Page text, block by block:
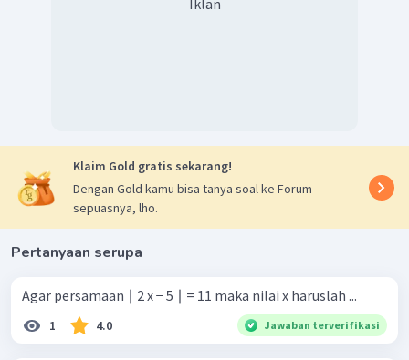
Iklan
Klaim Gold gratis sekarang!
Dengan Gold kamu bisa tanya soal ke Forum
sepuasnya, lho.
Pertanyaan serupa
Agar persamaan ∣ 2 x − 5 ∣ = 11 maka nilai x haruslah ...
1 4.0 Jawaban terverifikasi